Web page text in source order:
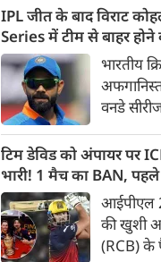
पुरानी
(DC) को
भारत के
अपनी
पूरी हो गई
जाडेजा के
होंगे
IPL जीत के बाद विराट
Series में टीम से बाहर
भारतीय
वनडे
स्टार
हैमस्ट्रिंग
बाहर
से
लेकिन
टिम डेविड को अंपायर पर
भारी! 1 मैच का BAN,
भी फंसे थे
आईपीएल
की खुशी
(RCB) के